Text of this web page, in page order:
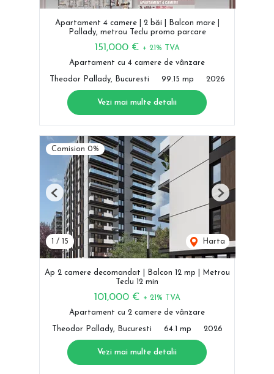
Apartament 4 camere | 2 băi | Balcon mare |
Pallady, metrou Teclu promo parcare
151,000 € + 21% TVA
Apartament cu 4 camere de vânzare
Theodor Pallady, Bucuresti 99.15 mp 2026
Vezi mai multe detalii
Comision 0%
/ 15 Harta
Previous Next
Ap 2 camere decomandat | Balcon 12 mp | Metrou
Teclu 12 min
101,000 € + 21% TVA
Apartament cu 2 camere de vânzare
Theodor Pallady, Bucuresti 64.1 mp 2026
Vezi mai multe detalii